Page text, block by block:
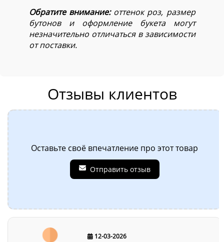
Обратите внимание: оттенок роз, размер
бутонов и оформление букета могут
незначительно отличаться в зависимости
от поставки.
Отзывы клиентов
Оставьте своё впечатление про этот товар
Отправить отзыв
12-03-2026